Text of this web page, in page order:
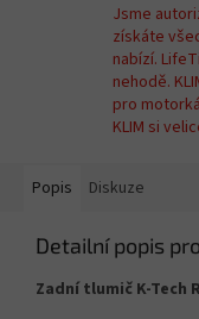
Jsme
získáte
nabízí.
nehodě.
pro
KLIM si
Popis Diskuze
Detailní popis
Zadní tlumič K-Tech